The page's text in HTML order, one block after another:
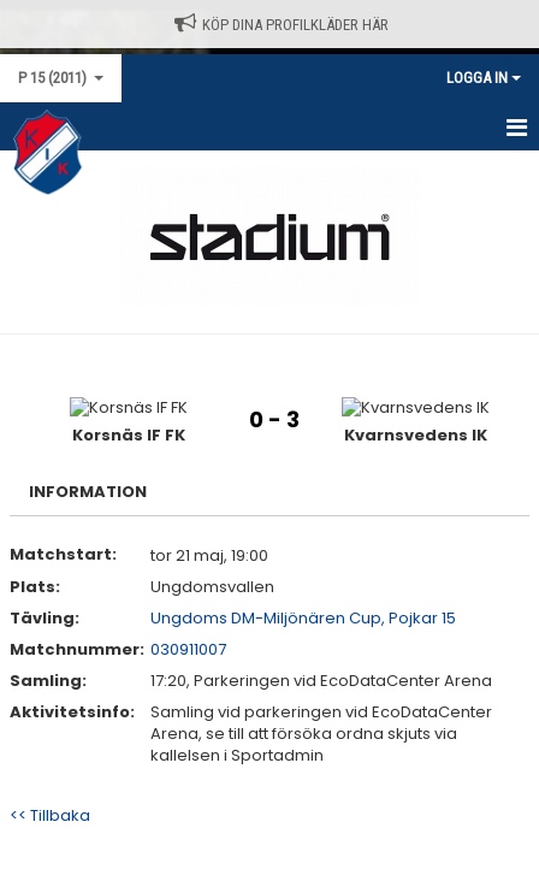
KÖP DINA PROFILKLÄDER HÄR
P 15 (2011) LOGGA IN
HEM
BILDGALLERI
DOKUMENT
Korsnäs IF FK
0 - 3
Kvarnsvedens IK
INFORMATION
Matchstart:
tor 21 maj, 19:00
Plats:
Ungdomsvallen
Tävling:
Ungdoms DM-Miljönären Cup, Pojkar 15
Matchnummer: 030911007
Samling:
17:20, Parkeringen vid EcoDataCenter Arena
Aktivitetsinfo:
Samling vid parkeringen vid EcoDataCenter
Arena, se till att försöka ordna skjuts via
kallelsen i Sportadmin
<< Tillbaka